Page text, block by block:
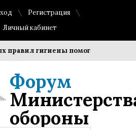
Регистрация
Личный кабинет
гигиены помогает
Форум
обороны